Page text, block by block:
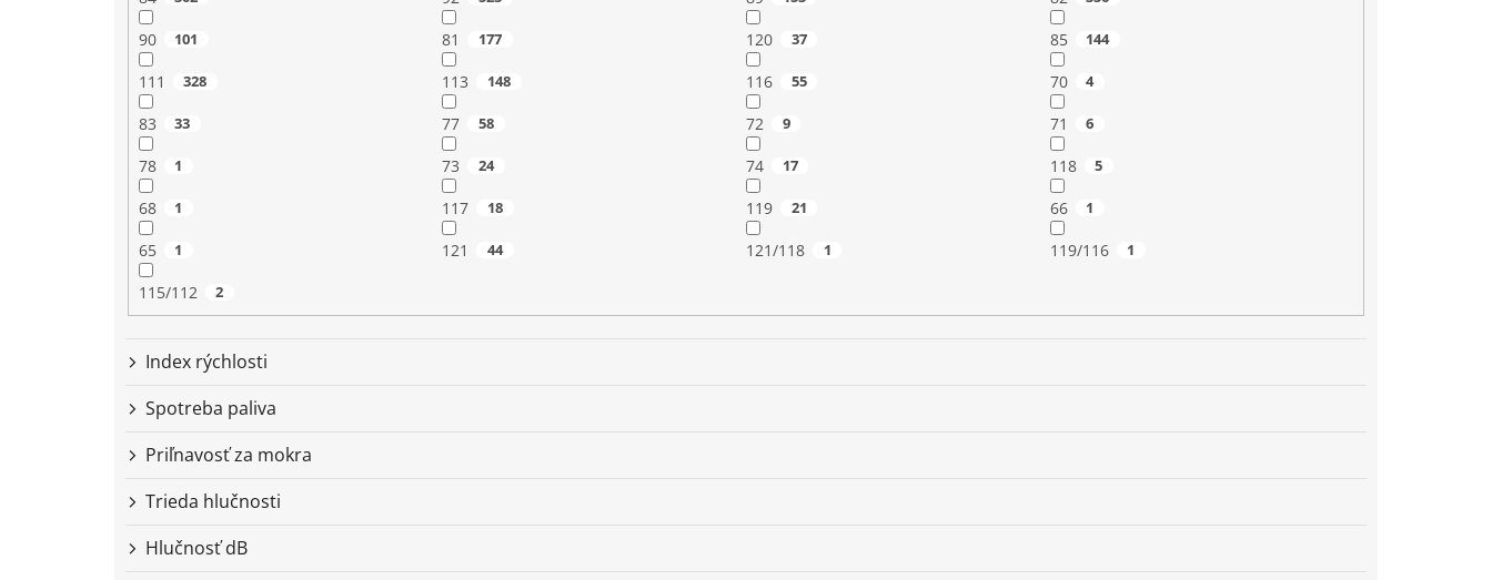
90 101 81 177 120 37 85 144
111 328 113 148 116 55 70 4
83 33 77 58 72 9 71 6
78 1 73 24 74 17 118 5
68 1 117 18 119 21 66 1
65 1 121 44 121/118 1 119/116 1
115/112 2
Index rýchlosti
Spotreba paliva
Priľnavosť za mokra
Trieda hlučnosti
Hlučnosť dB